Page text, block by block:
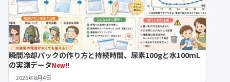
瞬間冷却パックの作り方と持続時間、尿素100gと水100mL
の実測データNew!!
2026年8月4日